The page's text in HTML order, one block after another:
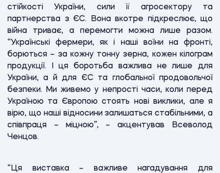
стійкості України, сили її агросектору та
партнерства з ЄС. Вона вкотре підкреслює, що
війна триває, а перемогти можна лише разом.
“Українські фермери, як і наші воїни на фронті,
борються – за кожну тонну зерна, кожен кілограм
продукції. І ця боротьба важлива не лише для
України, а й для ЄС та глобальної продовольчої
безпеки. Ми живемо у непрості часи, коли перед
Україною та Європою стоять нові виклики, але я
вірю, що наші відносини залишаться стабільними, а
співпраця – міцною”, – акцентував Всеволод
Ченцов.
“Ця виставка – важливе нагадування для